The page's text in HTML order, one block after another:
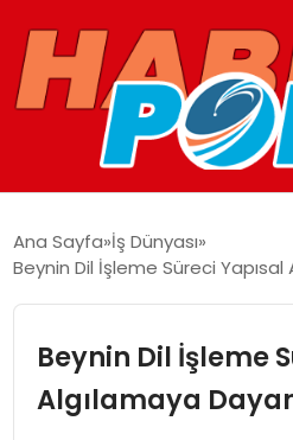
GUNCEL
YAŞAM
SAĞLIK
Ana Sayfa İş Dünyası
Beynin Dil İşleme Süreci Yapısal
Beynin Dil İşleme
Algılamaya